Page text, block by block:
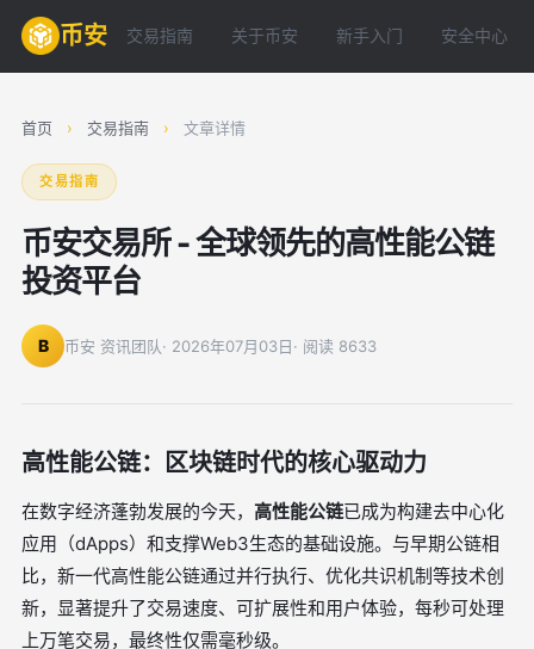
币安 交易指南 关于币安 新手入门 安全中心
首页 › 交易指南 › 文章详情
交易指南
币安交易所 - 全球领先的高性能公链
投资平台
B 币安 资讯团队· 2026年07月03日· 阅读 8633
高性能公链：区块链时代的核心驱动力
在数字经济蓬勃发展的今天， 高性能公链已成为构建去中心化
应用（dApps）和支撑Web3生态的基础设施。与早期公链相
比，新一代高性能公链通过并行执行、优化共识机制等技术创
新，显著提升了交易速度、可扩展性和用户体验，每秒可处理
上万笔交易，最终性仅需毫秒级。